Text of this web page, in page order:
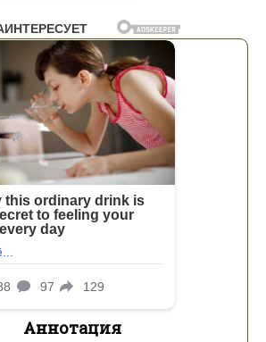
Аннотация